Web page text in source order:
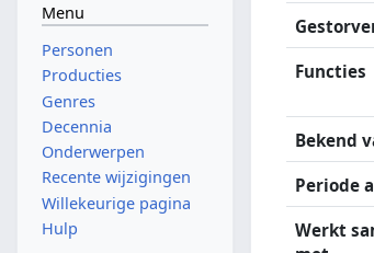
Functies
Bekend
Periode
Werkt
Menu
Personen
Producties
Genres
Decennia
Onderwerpen
Recente wijzigingen
Willekeurige pagina
Hulp